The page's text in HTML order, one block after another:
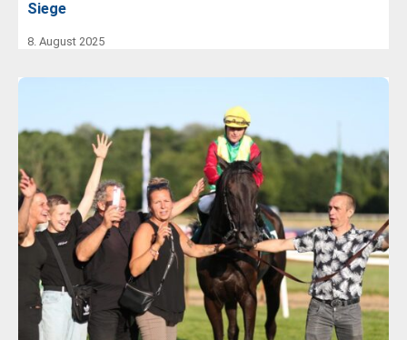
Siege
8. August 2025